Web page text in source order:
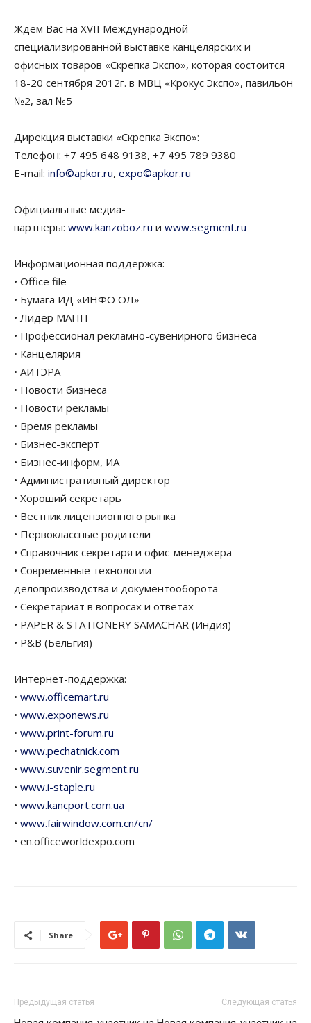
Ждем Вас на XVII Международной
специализированной выставке канцелярских и
офисных товаров «Скрепка Экспо», которая состоится
18-20 сентября 2012г. в МВЦ «Крокус Экспо», павильон
№2, зал №5
Дирекция выставки «Скрепка Экспо»:
Телефон: +7 495 648 9138, +7 495 789 9380
E-mail: info©apkor.ru, expo©apkor.ru
Официальные медиа-
партнеры: www.kanzoboz.ru и www.segment.ru
Информационная поддержка:
• Office file
• Бумага ИД «ИНФО ОЛ»
• Лидер МАПП
• Профессионал рекламно-сувенирного бизнеса
• Канцелярия
• АИТЭРА
• Новости бизнеса
• Новости рекламы
• Время рекламы
• Бизнес-эксперт
• Бизнес-информ, ИА
• Административный директор
• Хороший секретарь
• Вестник лицензионного рынка
• Первоклассные родители
• Справочник секретаря и офис-менеджера
• Современные технологии
делопроизводства и документооборота
• Секретариат в вопросах и ответах
• PAPER & STATIONERY SAMACHAR (Индия)
• P&B (Бельгия)
Интернет-поддержка:
• www.officemart.ru
• www.exponews.ru
• www.print-forum.ru
• www.pechatnick.com
• www.suvenir.segment.ru
• www.i-staple.ru
• www.kancport.com.ua
• www.fairwindow.com.cn/cn/
• en.officeworldexpo.com
Share
Предыдущая статья Следующая статья